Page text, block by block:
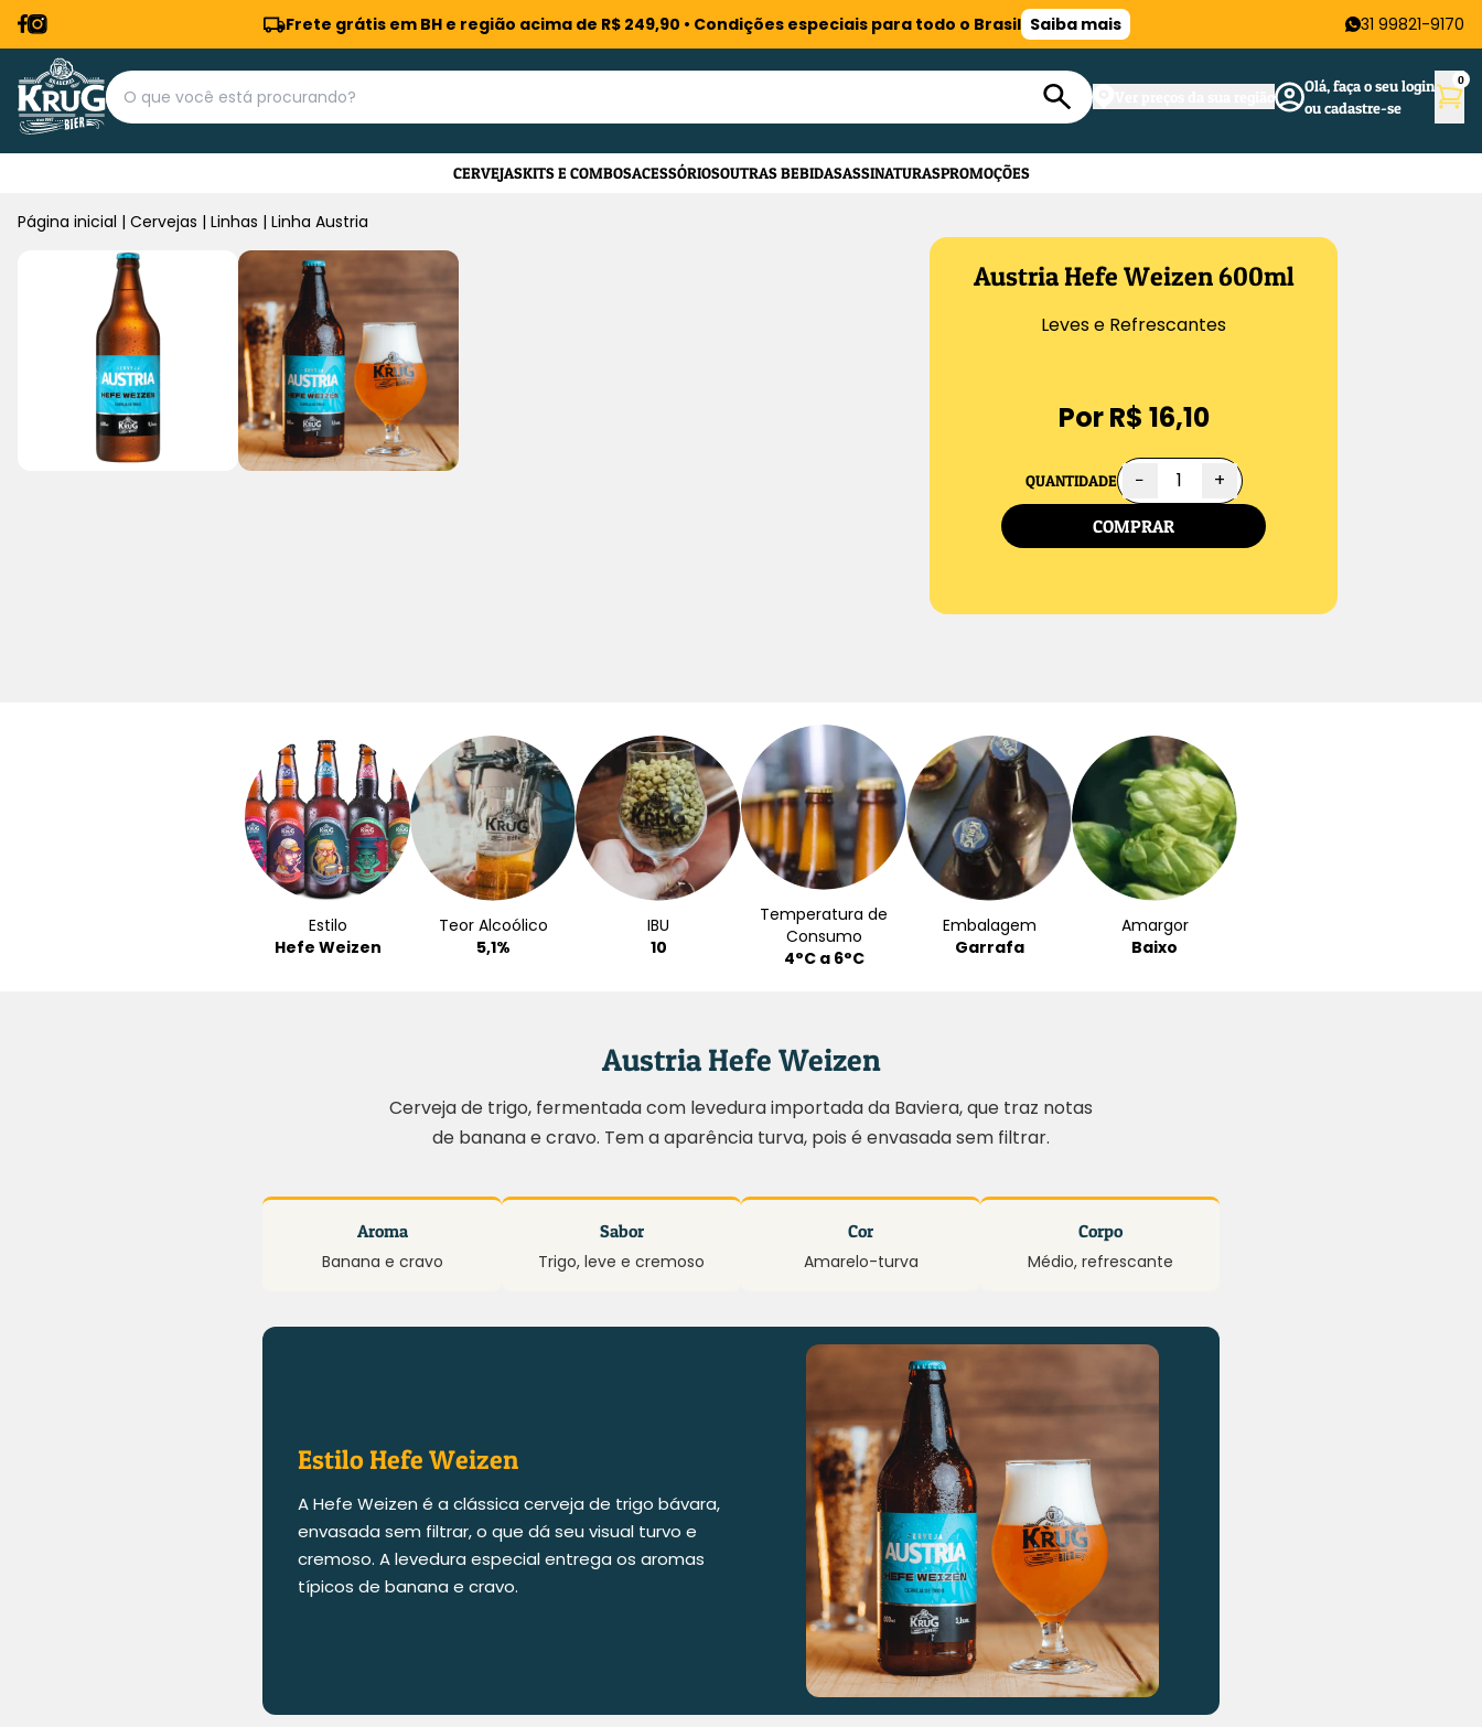
Frete grátis em BH e região acima de R$ 249,90 • Condições especiais para todo o Brasil Saiba mais 31 99821-9170
Olá, faça o seu login
ou cadastre-se
0
CERVEJASKITS E COMBOSACESSÓRIOSOUTRAS BEBIDASASSINATURASPROMOÇÕES
Página inicial | Cervejas | Linhas | Linha Austria
Austria Hefe Weizen 600ml
Leves e Refrescantes
Por R$ 16,10
QUANTIDADE − +
COMPRAR
Estilo
Hefe Weizen
Teor Alcoólico
5,1%
IBU
10
Temperatura de
Consumo
4°C a 6°C
Embalagem
Garrafa
Amargor
Baixo
Austria Hefe Weizen
Cerveja de trigo, fermentada com levedura importada da Baviera, que traz notas
de banana e cravo. Tem a aparência turva, pois é envasada sem filtrar.
Aroma
Banana e cravo
Sabor
Trigo, leve e cremoso
Cor
Amarelo-turva
Corpo
Médio, refrescante
Estilo Hefe Weizen
A Hefe Weizen é a clássica cerveja de trigo bávara,
envasada sem filtrar, o que dá seu visual turvo e
cremoso. A levedura especial entrega os aromas
típicos de banana e cravo.